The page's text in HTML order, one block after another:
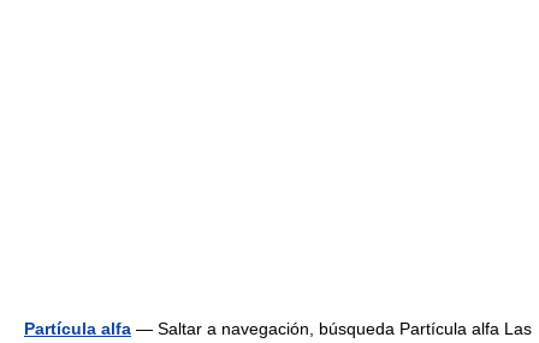
Partícula alfa — Saltar a navegación, búsqueda Partícula alfa Las